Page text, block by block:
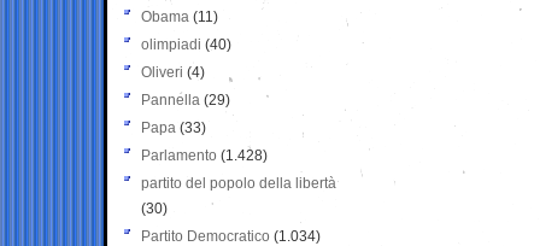
Obama (11)
olimpiadi (40)
Oliveri (4)
Pannella (29)
Papa (33)
Parlamento (1.428)
partito del popolo della libertà
(30)
Partito Democratico (1.034)